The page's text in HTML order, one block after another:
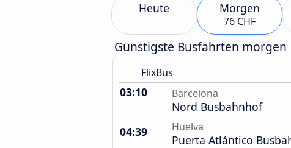
Heute Morgen
76 CHF
Günstigste Busfahrten morgen
FlixBus
03:10 Barcelona
Nord Busbahnhof
04:39
Huelva
Puerta Atlántico